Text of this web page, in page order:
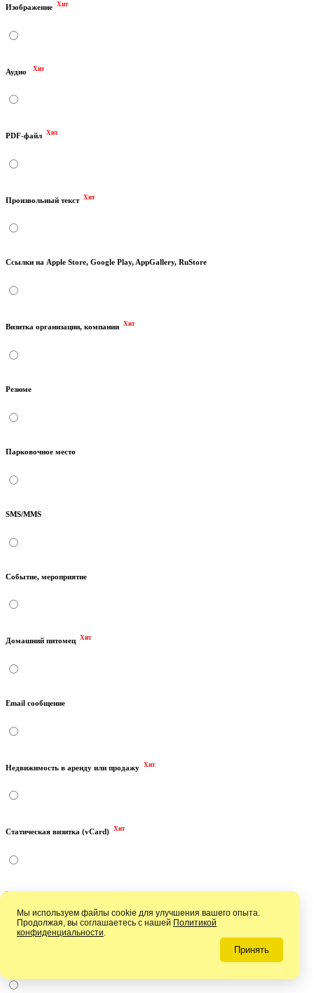
Изображение Хит
Аудио Хит
PDF-файл Хит
Произвольный текст Хит
Ссылки на Apple Store, Google Play, AppGallery, RuStore
Визитка организации, компании Хит
Резюме
Парковочное место
SMS/MMS
Событие, мероприятие
Домашний питомец Хит
Email сообщение
Недвижимость в аренду или продажу Хит
Статическая визитка (vCard) Хит
Viber звонок
Мы используем файлы cookie для улучшения вашего опыта.
Продолжая, вы соглашаетесь с нашей Политикой
конфиденциальности.
Принять